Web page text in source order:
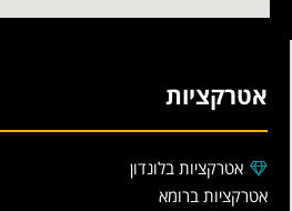
אטרקציות
אטרקציות בלונדון
אטרקציות ברומא